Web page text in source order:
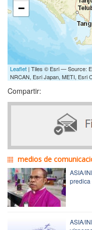
−
Leaflet | Tiles © Esri — Source:
NRCAN, Esri Japan, METI, Esri
Compartir:
medios de
ASIA/
predica
ASIA/